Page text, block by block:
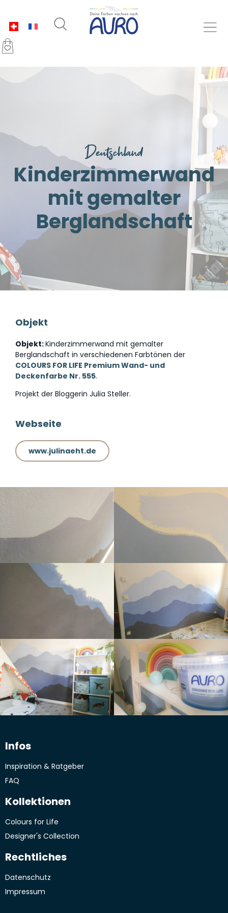
Deutschland
Kinderzimmerwand
mit gemalter
Berglandschaft
Objekt
Objekt:Kinderzimmerwand mit gemalter
Berglandschaft in verschiedenen Farbtönen der
COLOURS FOR LIFE Premium Wand- und
Deckenfarbe Nr. 555.
Projekt der Bloggerin Julia Steller.
Webseite
www.julinaeht.de
Infos
Inspiration & Ratgeber
FAQ
Kollektionen
Colours for Life
Designer's Collection
Rechtliches
Datenschutz
Impressum